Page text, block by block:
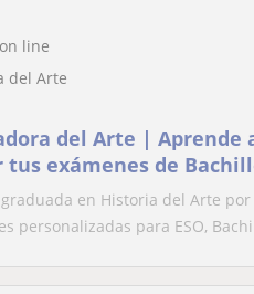
line
del Arte
del Arte | Aprende
tus exámenes de
graduada en Historia del Arte
personalizadas para ESO,